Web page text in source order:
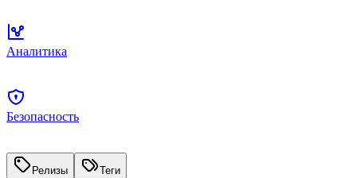
Аналитика
Безопасность
Релизы Теги